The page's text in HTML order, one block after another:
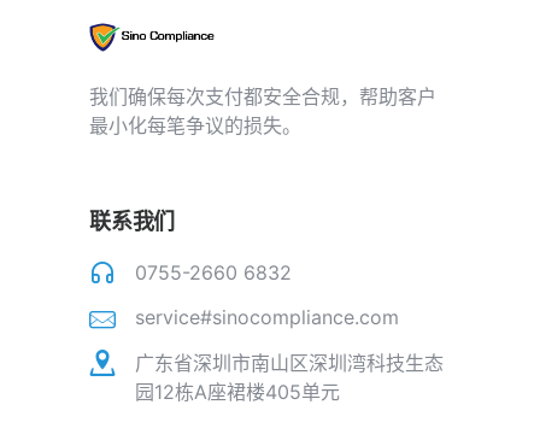
我们确保每次支付都安全合规，帮助客户
最小化每笔争议的损失。
联系我们
0755-2660 6832
service#sinocompliance.com
广东省深圳市南山区深圳湾科技生态
园12栋A座裙楼405单元